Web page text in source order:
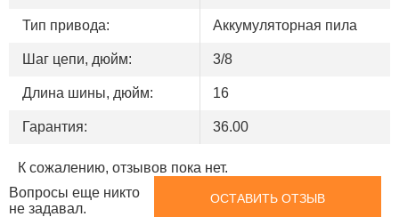
Тип привода: Аккумуляторная пила
Шаг цепи, дюйм: 3/8
Длина шины, дюйм: 16
Гарантия: 36.00
К сожалению, отзывов пока нет.
ОСТАВИТЬ ОТЗЫВ
Вопросы еще никто
не задавал.